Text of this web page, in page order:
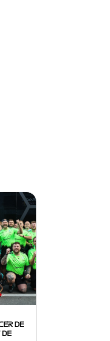
DE
DE